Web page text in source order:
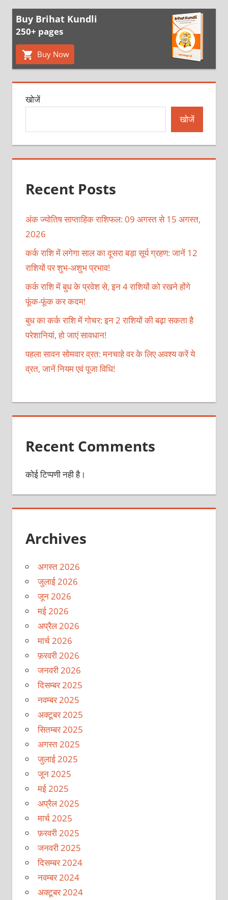
Buy Brihat Kundli
250+ pages
Buy Now
खोजें
खोजें
Recent Posts
अंक ज्योतिष साप्ताहिक राशिफल: 09 अगस्त से 15 अगस्त,
2026
कर्क राशि में लगेगा साल का दूसरा बड़ा सूर्य ग्रहण: जानें 12
राशियों पर शुभ-अशुभ प्रभाव!
कर्क राशि में बुध के प्रवेश से, इन 4 राशियों को रखने होंगे
फूंक-फूंक कर कदम!
बुध का कर्क राशि में गोचर: इन 2 राशियों की बढ़ा सकता है
परेशानियां, हो जाएं सावधान!
पहला सावन सोमवार व्रत: मनचाहे वर के लिए अवश्य करें ये
व्रत, जानें नियम एवं पूजा विधि!
Recent Comments
कोई टिप्पणी नही है।
Archives
अगस्त 2026
जुलाई 2026
जून 2026
मई 2026
अप्रैल 2026
मार्च 2026
फ़रवरी 2026
जनवरी 2026
दिसम्बर 2025
नवम्बर 2025
अक्टूबर 2025
सितम्बर 2025
अगस्त 2025
जुलाई 2025
जून 2025
मई 2025
अप्रैल 2025
मार्च 2025
फ़रवरी 2025
जनवरी 2025
दिसम्बर 2024
नवम्बर 2024
अक्टूबर 2024